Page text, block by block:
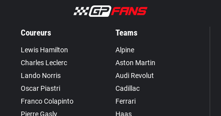
Coureurs
Lewis Hamilton
Charles Leclerc
Lando Norris
Oscar Piastri
Franco Colapinto
Pierre Gasly
Teams
Alpine
Aston Martin
Audi Revolut
Cadillac
Ferrari
Haas